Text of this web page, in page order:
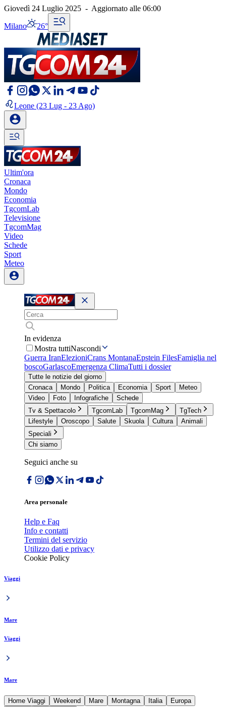
Giovedì 24 Luglio 2025 - Aggiornato alle 06:00
Milano 26°
Leone (23 Lug - 23 Ago)
Ultim'ora
Cronaca
Mondo
Economia
TgcomLab
Televisione
TgcomMag
Video
Schede
Sport
Meteo
In evidenza
Mostra tuttiNascondi
Guerra IranElezioniCrans MontanaEpstein FilesFamiglia nel
boscoGarlascoEmergenza ClimaTutti i dossier
Tutte le notizie del giorno
Cronaca
Mondo Politica Economia Sport
Meteo
Video
Foto Infografiche
Schede
Tv & Spettacolo
TgcomLab TgcomMag
TgTech
Lifestyle
Oroscopo Salute Skuola Cultura
Animali
Speciali
Chi siamo
Seguici anche su
Area personale
Help e Faq
Info e contatti
Termini del servizio
Utilizzo dati e privacy
Cookie Policy
Viaggi
Mare
Viaggi
Mare
Home Viaggi Weekend Mare Montagna Italia
Europa